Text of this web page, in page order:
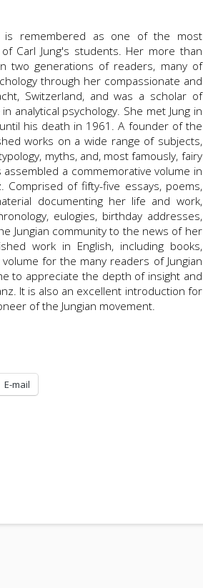
is remembered as one of the most
Carl Jung's students. Her more than
two generations of readers, many of
through her compassionate and
Switzerland, and was a scholar of
analytical psychology. She met Jung in
his death in 1961. A founder of the
works on a wide range of subjects,
myths, and, most famously, fairy
a commemorative volume in
Comprised of fifty-five essays, poems,
documenting her life and work,
eulogies, birthday addresses,
Jungian community to the news of her
work in English, including books,
for the many readers of Jungian
to appreciate the depth of insight and
It is also an excellent introduction for
of the Jungian movement.
E-mail